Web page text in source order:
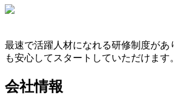
最速で活躍人材になれる研修制度があ
も安心してスタートしていただけます。
会社情報